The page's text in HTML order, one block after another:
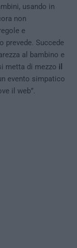
usando in
non
e
prevede. Succede
al bambino e
metta di mezzo il
evento simpatico
il web”.